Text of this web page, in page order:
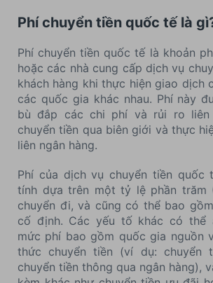
Phí chuyển tiền quốc tế là
Phí chuyển tiền quốc tế là khoản
hoặc các nhà cung cấp dịch vụ
khách hàng khi thực hiện giao dịch
các quốc gia khác nhau. Phí này
bù đắp các chi phí và rủi ro liên
chuyển tiền qua biên giới và thực
liên ngân hàng.
Phí của dịch vụ chuyển tiền quốc
tính dựa trên một tỷ lệ phần trăm
chuyển đi, và cũng có thể bao
cố định. Các yếu tố khác có thể
mức phí bao gồm quốc gia nguồn
thức chuyển tiền (ví dụ: chuyển
chuyển tiền thông qua ngân hàng),